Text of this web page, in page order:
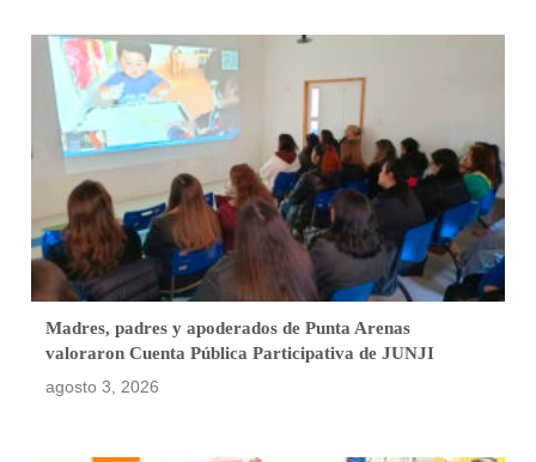
Madres, padres y apoderados de Punta Arenas
valoraron Cuenta Pública Participativa de JUNJI
agosto 3, 2026